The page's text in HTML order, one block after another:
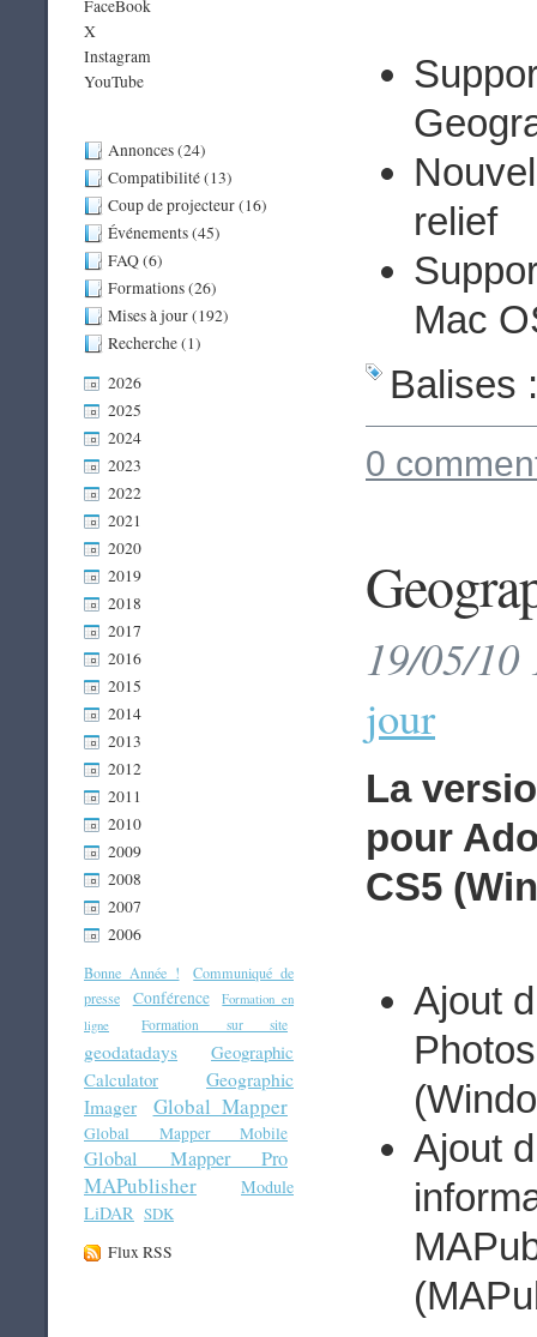
FaceBook
X
Instagram
YouTube
Annonces (24)
Compatibilité (13)
Coup de projecteur (16)
Événements (45)
FAQ (6)
Formations (26)
Mises à jour (192)
Recherche (1)
2026
2025
2024
2023
2022
2021
2020
2019
2018
2017
2016
2015
2014
2013
2012
2011
2010
2009
2008
2007
2006
Bonne Année !
Communiqué de
presse
Conférence
Formation en
ligne
Formation sur site
geodatadays
Geographic
Calculator
Geographic
Imager
Global Mapper
Global Mapper Mobile
Global Mapper Pro
MAPublisher
Module
LiDAR SDK
Flux RSS
relief
Mac
Balises
0
19/05/
jour
La
pour
CS5
Ajout
Ajout